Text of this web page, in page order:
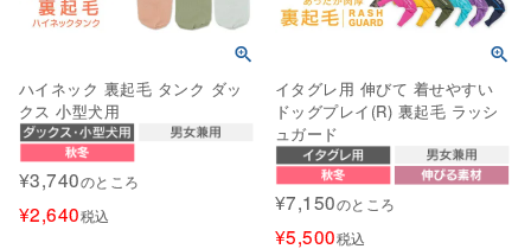
ハイネック 裏起毛 タンク ダッ
クス 小型犬用
¥3,740のところ
¥2,640税込
イタグレ用 伸びて 着せやすい
ドッグプレイ(R) 裏起毛 ラッシ
ュガード
¥7,150のところ
¥5,500税込